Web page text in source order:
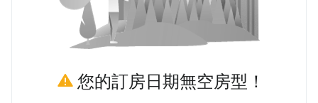
您的訂房日期無空房型！